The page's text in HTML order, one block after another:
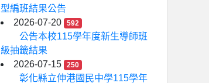
型編班結果公告
2026-07-20
592
公告本校115學年度新生導師班
級抽籤結果
2026-07-15
250
彰化縣立伸港國民中學115學年